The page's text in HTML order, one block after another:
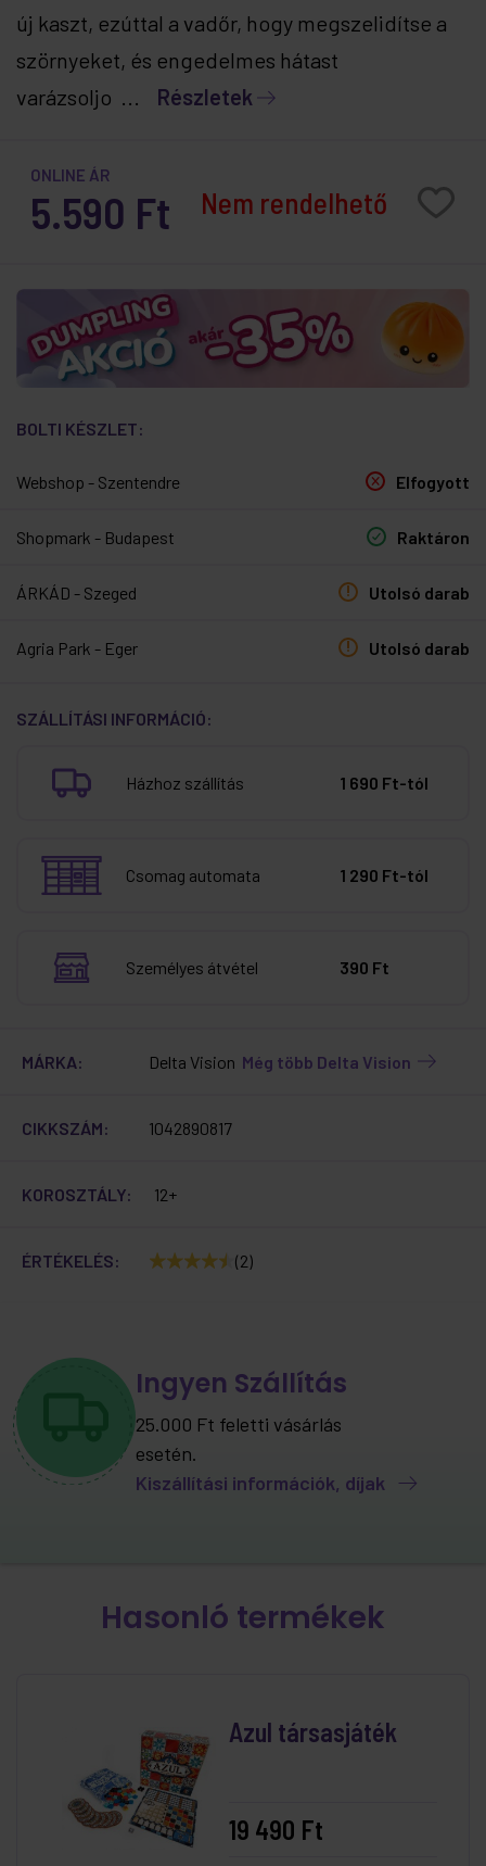
új kaszt, ezúttal a vadőr, hogy megszelidítse a
szörnyeket, és engedelmes hátast
varázsoljo ... Részletek
ONLINE ÁR
5.590 Ft Nem rendelhető
BOLTI KÉSZLET:
Webshop - Szentendre Elfogyott
Shopmark - Budapest Raktáron
ÁRKÁD - Szeged Utolsó darab
Agria Park - Eger Utolsó darab
SZÁLLÍTÁSI INFORMÁCIÓ:
Házhoz szállítás 1 690 Ft-tól
Csomag automata 1 290 Ft-tól
Személyes átvétel 390 Ft
MÁRKA: Delta Vision Még több Delta Vision
CIKKSZÁM: 1042890817
KOROSZTÁLY: 12+
ÉRTÉKELÉS: (2)
Ingyen Szállítás
25.000 Ft feletti vásárlás
esetén.
Kiszállítási információk, díjak
Hasonló termékek
Azul társasjáték
19 490 Ft